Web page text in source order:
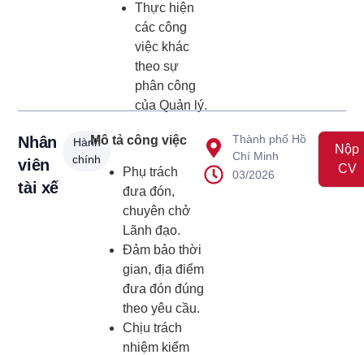
Thực hiện
các công
việc khác
theo sự
phân công
của Quản lý.
Nhân
viên
tài xế
Hành
chính
Mô tả công việc
Phụ trách
đưa đón,
chuyên chở
Lãnh đạo.
Đảm bảo thời
gian, địa điểm
đưa đón đúng
theo yêu cầu.
Chịu trách
nhiệm kiểm
Thành phố Hồ
Chí Minh
03/2026
Nộp
CV